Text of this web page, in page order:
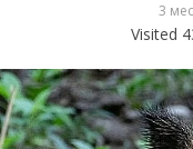
3
Visited